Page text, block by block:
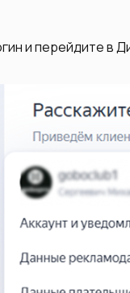
и перейдите в